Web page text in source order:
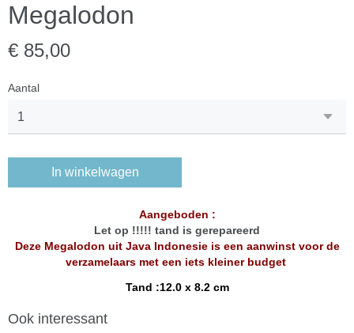
Megalodon
€ 85,00
Aantal
In winkelwagen
Aangeboden :
Let op !!!!! tand is gerepareerd
Deze Megalodon uit Java Indonesie is een aanwinst voor de
verzamelaars met een iets kleiner budget
Tand :12.0 x 8.2 cm
Ook interessant